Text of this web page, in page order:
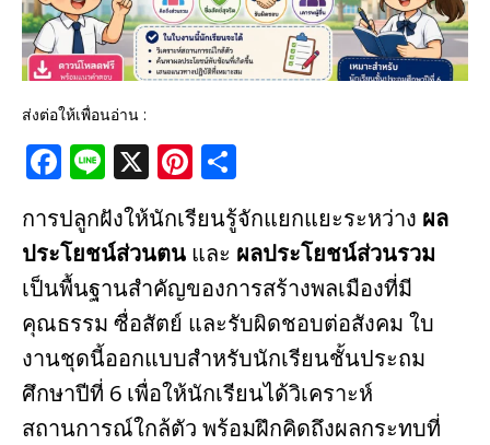
ส่งต่อให้เพื่อนอ่าน :
F
c
e
b
o
o
k
Li
n
e
X Pi
n
te
r
e
st
h
ar
e
การปลูกฝังให้นักเรียนรู้จักแยกแยะระหว่าง ผล
ประโยชน์ส่วนตน และ ผลประโยชน์ส่วนรวม
เป็นพื้นฐานสำคัญของการสร้างพลเมืองที่มี
คุณธรรม ซื่อสัตย์ และรับผิดชอบต่อสังคม ใบ
งานชุดนี้ออกแบบสำหรับนักเรียนชั้นประถม
ศึกษาปีที่ 6 เพื่อให้นักเรียนได้วิเคราะห์
สถานการณ์ใกล้ตัว พร้อมฝึกคิดถึงผลกระทบที่